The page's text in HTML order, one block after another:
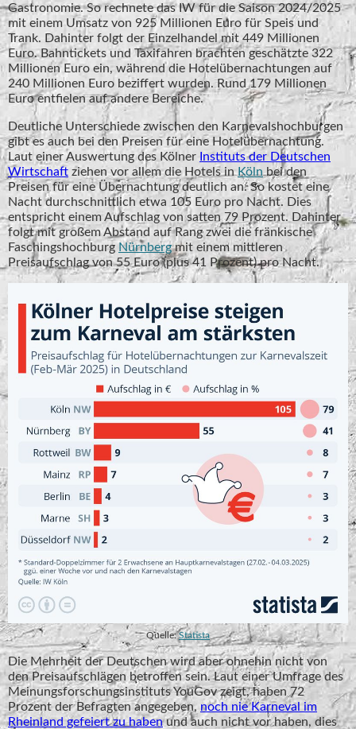
Gastronomie. So rechnete das IW für die Saison 2024/2025
mit einem Umsatz von 925 Millionen Euro für Speis und
Trank. Dahinter folgt der Einzelhandel mit 449 Millionen
Euro. Bahntickets und Taxifahren brachten geschätzte 322
Millionen Euro ein, während die Hotelübernachtungen auf
240 Millionen Euro beziffert wurden. Rund 179 Millionen
Euro entfielen auf andere Bereiche.
Deutliche Unterschiede zwischen den Karnevalshochburgen
gibt es auch bei den Preisen für eine Hotelübernachtung.
Laut einer Auswertung des Kölner Instituts der Deutschen
Wirtschaft ziehen vor allem die Hotels inKölnbei den
Preisen für eine Übernachtung deutlich an. So kostet eine
Nacht durchschnittlich etwa 105 Euro pro Nacht. Dies
entspricht einem Aufschlag von satten 79 Prozent. Dahinter
folgt mit großem Abstand auf Rang zwei die fränkische
FaschingshochburgNürnbergmit einem mittleren
Preisaufschlag von 55 Euro (plus 41 Prozent) pro Nacht.
Quelle:Statista
Die Mehrheit der Deutschen wird aber ohnehin nicht von
den Preisaufschlägen betroffen sein. Laut einer Umfrage des
Meinungsforschungsinstituts YouGov zeigt, haben 72
Prozent der Befragten angegeben, noch nie Karneval im
Rheinland gefeiert zu habenund auch nicht vor haben, dies